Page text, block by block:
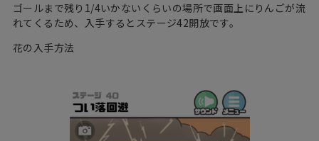
ゴールまで残り1/4いかないくらいの場所で画面上にりんごが流
れてくるため、入手するとステージ42開放です。
花の入手方法